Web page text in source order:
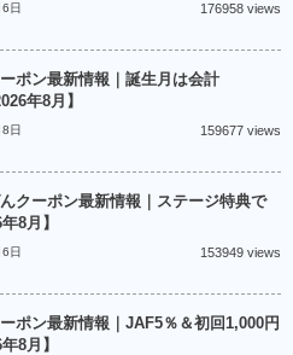
日 176958 views
ポン最新情報｜誕生月は会計
年8月】
日 159677 views
クーポン最新情報｜ステージ特典で
8月】
日 153949 views
ポン最新情報｜JAF5％＆初回1,000円
8月】